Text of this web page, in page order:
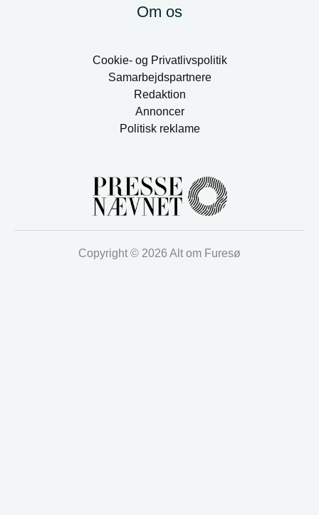
Om os
Cookie- og Privatlivspolitik
Samarbejdspartnere
Redaktion
Annoncer
Politisk reklame
Copyright © 2026 Alt om Furesø